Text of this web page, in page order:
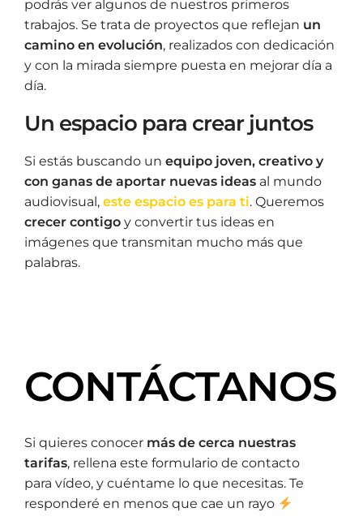
podrás ver algunos de nuestros primeros
trabajos. Se trata de proyectos que reflejan un
camino en evolución, realizados con dedicación
y con la mirada siempre puesta en mejorar día a
día.
Un espacio para crear juntos
Si estás buscando un equipo joven, creativo y
con ganas de aportar nuevas ideas al mundo
audiovisual, este espacio es para ti. Queremos
crecer contigo y convertir tus ideas en
imágenes que transmitan mucho más que
palabras.
CONTÁCTANOS
Si quieres conocer más de cerca nuestras
tarifas, rellena este formulario de contacto
para vídeo, y cuéntame lo que necesitas. Te
responderé en menos que cae un rayo